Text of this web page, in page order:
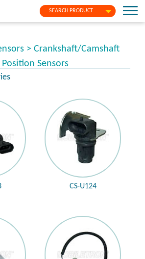
SEARCH PRODUCT
> Crankshaft/Camshaft
Position Sensors
CS-U124